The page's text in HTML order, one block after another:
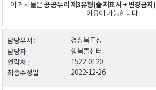
이 게시물은공공누리 제3유형(출처표시 + 변경금지)
이용이 가능합니다.
담당부서 : 경상북도청
담당자 행복콜센터
연락처 : 1522-0120
최종수정일 2022-12-26